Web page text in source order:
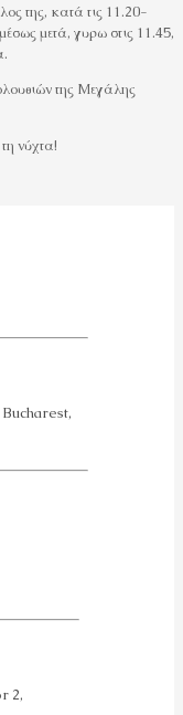
της, κατά τις 11.20-
μετά, γυρω στις 11.45,
της Μεγάλης
νύχτα!
2,